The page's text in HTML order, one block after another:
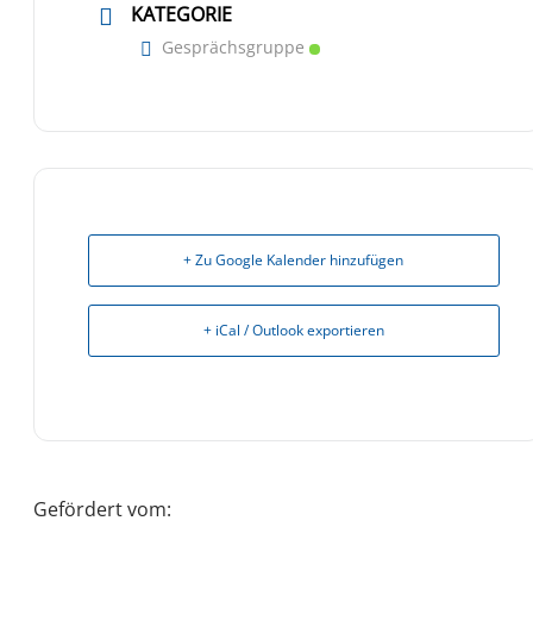
KATEGORIE
Gesprächsgruppe
+ Zu Google Kalender hinzufügen
+ iCal / Outlook exportieren
Gefördert vom: